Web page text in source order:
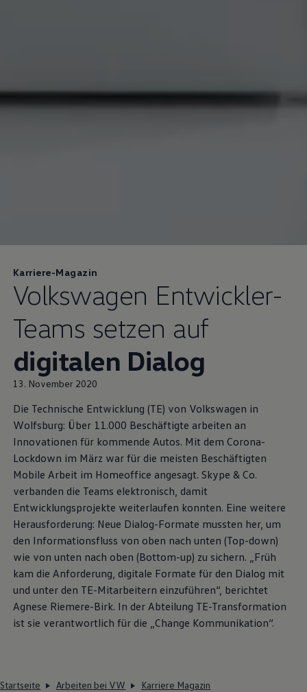
Karriere-Magazin
Volkswagen Entwickler-
Teams setzen auf
digitalen Dialog
13. November 2020
Die Technische Entwicklung (TE) von Volkswagen in
Wolfsburg: Über 11.000 Beschäftigte arbeiten an
Innovationen für kommende Autos. Mit dem Corona-
Lockdown im März war für die meisten Beschäftigten
Mobile Arbeit im Homeoffice angesagt. Skype & Co.
verbanden die Teams elektronisch, damit
Entwicklungsprojekte weiterlaufen konnten. Eine weitere
Herausforderung: Neue Dialog-Formate mussten her, um
den Informationsfluss von oben nach unten (Top-down)
wie von unten nach oben (Bottom-up) zu sichern. „Früh
kam die Anforderung, digitale Formate für den Dialog mit
und unter den TE-Mitarbeitern einzuführen“, berichtet
Agnese Riemere-Birk. In der Abteilung TE-Transformation
ist sie verantwortlich für die „Change Kommunikation“.
Startseite Arbeiten bei VW
Karriere Magazin